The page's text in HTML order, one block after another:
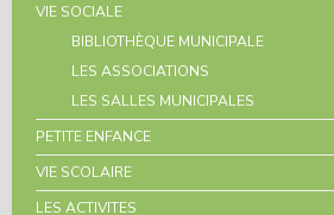
VIE SOCIALE
BIBLIOTHÈQUE MUNICIPALE
LES ASSOCIATIONS
LES SALLES MUNICIPALES
PETITE ENFANCE
VIE SCOLAIRE
LES ACTIVITES